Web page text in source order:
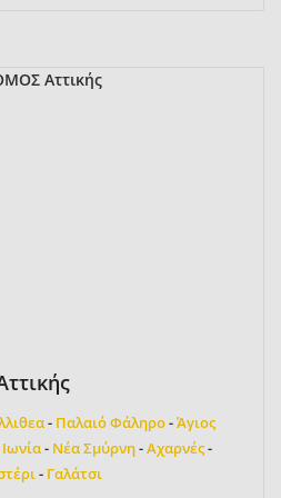
- Παλαιό Φάληρο-Άγιος
- Νέα Σμύρνη-Αχαρνές-
- Γαλάτσι